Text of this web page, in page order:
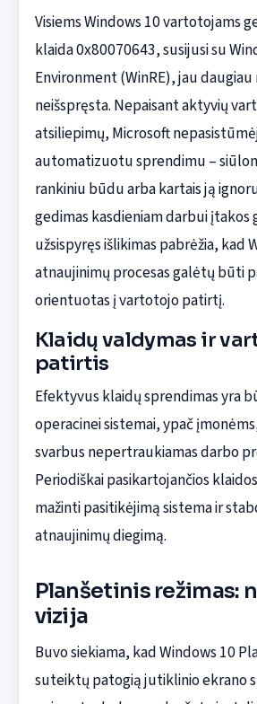
Visiems Windows 10 vartotojams
klaida 0x80070643, susijusi su
Environment (WinRE), jau
neišspręsta. Nepaisant aktyvių
atsiliepimų, Microsoft
automatizuotu sprendimu –
rankiniu būdu arba kartais ją
gedimas kasdieniam darbui
užsispyręs išlikimas pabrėžia, kad
atnaujinimų procesas galėtų būti
orientuotas į vartotojo patirtį.
Klaidų valdymas ir
patirtis
Efektyvus klaidų sprendimas yra
operacinei sistemai, ypač
svarbus nepertraukiamas darbo
Periodiškai pasikartojančios
mažinti pasitikėjimą sistema ir
atnaujinimų diegimą.
Planšetinis režimas:
vizija
Buvo siekiama, kad Windows 10
suteiktų patogią jutiklinio ekrano